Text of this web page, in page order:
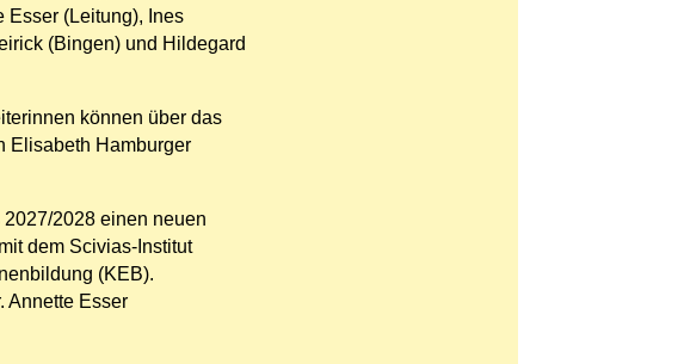
Esser (Leitung), Ines
(Bingen) und Hildegard
können über das
Elisabeth Hamburger
2028 einen neuen
dem Scivias-Institut
(KEB).
Annette Esser